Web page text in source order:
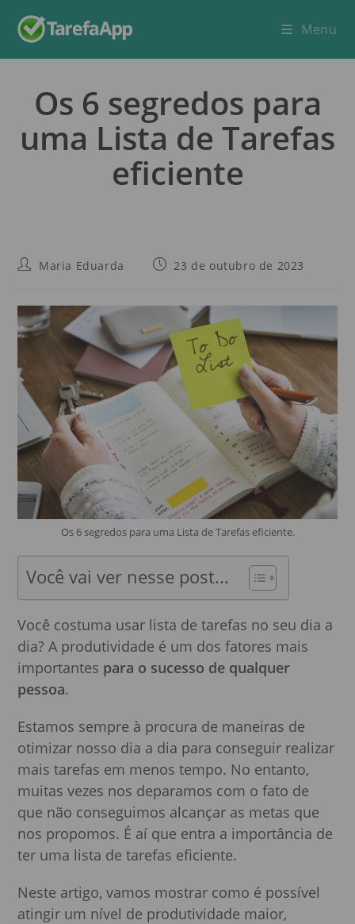
Menu
Os 6 segredos para
uma Lista de Tarefas
eficiente
Maria Eduarda 23 de outubro de 2023
Os 6 segredos para uma Lista de Tarefas eficiente.
Você vai ver nesse post...
Você costuma usar lista de tarefas no seu dia a
dia? A produtividade é um dos fatores mais
importantes para o sucesso de qualquer
pessoa.
Estamos sempre à procura de maneiras de
otimizar nosso dia a dia para conseguir realizar
mais tarefas em menos tempo. No entanto,
muitas vezes nos deparamos com o fato de
que não conseguimos alcançar as metas que
nos propomos. É aí que entra a importância de
ter uma lista de tarefas eficiente.
Neste artigo, vamos mostrar como é possível
atingir um nível de produtividade maior,